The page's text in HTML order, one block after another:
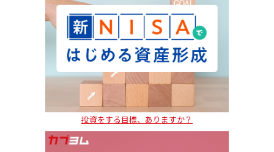
投資をする目標、ありますか？